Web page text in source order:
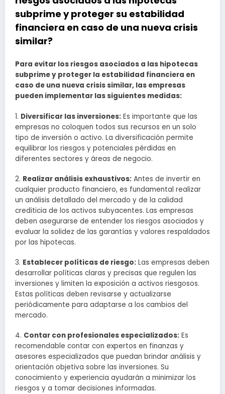
subprime y proteger su estabilidad
financiera en caso de una nueva crisis
similar?
Para evitar los riesgos asociados a las hipotecas
subprime y proteger la estabilidad financiera en
caso de una nueva crisis similar, las empresas
pueden implementar las siguientes medidas:
1. Diversificar las inversiones: Es importante que las
empresas no coloquen todos sus recursos en un solo
tipo de inversión o activo. La diversificación permite
equilibrar los riesgos y potenciales pérdidas en
diferentes sectores y áreas de negocio.
2. Realizar análisis exhaustivos: Antes de invertir en
cualquier producto financiero, es fundamental realizar
un análisis detallado del mercado y de la calidad
crediticia de los activos subyacentes. Las empresas
deben asegurarse de entender los riesgos asociados y
evaluar la solidez de las garantías y valores respaldados
por las hipotecas.
3. Establecer políticas de riesgo: Las empresas deben
desarrollar políticas claras y precisas que regulen las
inversiones y limiten la exposición a activos riesgosos.
Estas políticas deben revisarse y actualizarse
periódicamente para adaptarse a los cambios del
mercado.
4. Contar con profesionales especializados: Es
recomendable contar con expertos en finanzas y
asesores especializados que puedan brindar análisis y
orientación objetiva sobre las inversiones. Su
conocimiento y experiencia ayudarán a minimizar los
riesgos y a tomar decisiones informadas.